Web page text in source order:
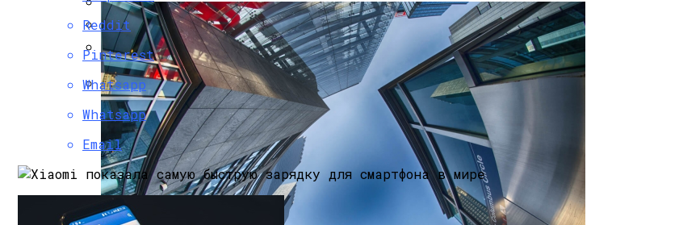
Применение И Разновидности Деревянной Вагонки
Ученые Раскрыли Тайну Появления Карельской Березы: Гены Ценного Сорта
Магнитная Буря 25 Марта, Какой Силы, Что Советуют Эксперты
Гимнастика Доктора Шишонина Против Высокого Давления
Магнитные Бури: Прогноз На Неделю С 25 По 31 Марта 2024 Года
Reddit
Pinterest
Whatsapp
Whatsapp
Email